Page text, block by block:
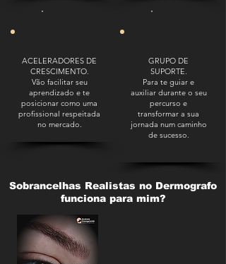
ACELERADORES DE
CRESCIMENTO.
Vão facilitar seu
aprendizado e te
posicionar como uma
profissional respeitada
no mercado.
GRUPO DE
SUPORTE.
Para te guiar e
auxiliar durante o seu
percurso e
transformar a sua
jornada num caminho
de sucesso.
Sobrancelhas Realistas no Dermografo
funciona para mim?